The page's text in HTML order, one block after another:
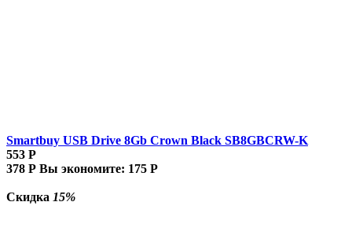
Smartbuy USB Drive 8Gb Crown Black SB8GBCRW-K
553 Р
378 Р Вы экономите: 175 Р
Скидка 15%